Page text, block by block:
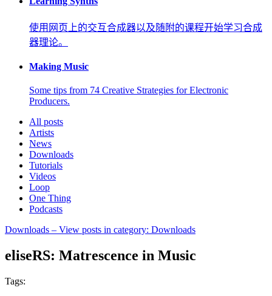
使用网页上的交互合成器以及随附的课程开始学习合成
器理论。
Making Music
Some tips from 74 Creative Strategies for Electronic
Producers.
All posts
Artists
News
Downloads
Tutorials
Videos
Loop
One Thing
Podcasts
Downloads – View posts in category: Downloads
eliseRS: Matrescence in Music
Tags: